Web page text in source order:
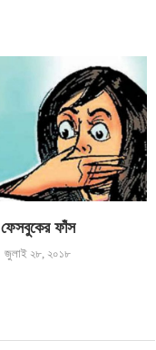
ফেসবুকের ফাঁস
জুলাই ২৮, ২০১৮